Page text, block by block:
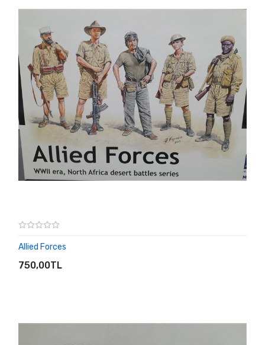
Allied Forces
750,00TL